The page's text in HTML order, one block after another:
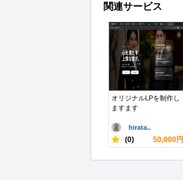
関連サービス
オリジナルLPを制作し
ますます
hirata..
- (0) 50,000円